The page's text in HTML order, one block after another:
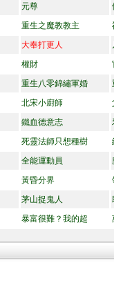
元尊
重生之魔教教主
大奉打更人
權財
重生八零錦繡軍婚
北宋小廚師
鐵血德意志
死靈法師只想種樹
全能運動員
黃昏分界
茅山捉鬼人
暴富很難？我的超